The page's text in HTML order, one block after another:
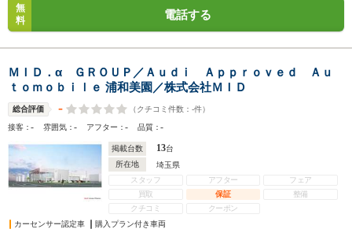
無
料
電話する
ＭＩＤ．α ＧＲＯＵＰ／Ａｕｄｉ Ａｐｐｒｏｖｅｄ Ａｕ
ｔｏｍｏｂｉｌｅ 浦和美園／株式会社ＭＩＤ
総合評価 - （クチコミ件数： -件）
接客：- 雰囲気：- アフター：- 品質：-
掲載台数 13台
所在地
埼玉県
スタッフ
アフター
フェア
買取
保証
整備
クチコミ
クーポン
カーセンサー認定車
購入プラン付き車両